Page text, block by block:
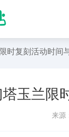
时复刻活动时间
塔玉兰限
来源